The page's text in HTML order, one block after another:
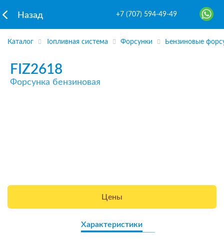
Назад +7 (707) 594-49-49
Каталог Топливная система Форсунки Бензиновые
FIZ2618
Форсунка бензиновая
Цены
Характеристики